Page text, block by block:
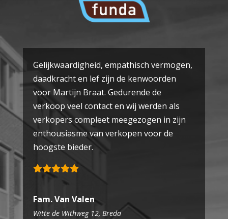
Gelijkwaardigheid, empathisch vermogen,
daadkracht en lef zijn de kenwoorden
voor Martijn Braat. Gedurende de
verkoop veel contact en wij werden als
verkopers compleet meegezogen in zijn
enthousiasme van verkopen voor de
hoogste bieder.
Fam. Van Valen
Witte de Withweg 12, Breda